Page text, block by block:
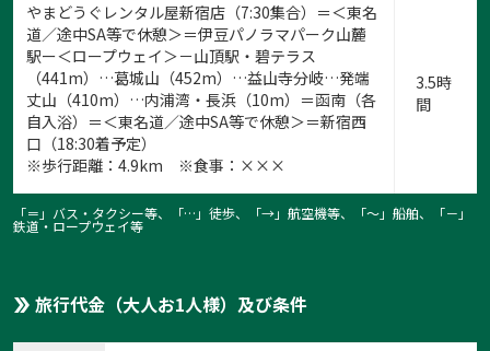
やまどうぐレンタル屋新宿店 （7:30集合）＝＜東名
道／途中SA等で休憩＞＝伊豆パノラマパーク山麓
駅ー＜ロープウェイ＞－山頂駅・碧テラス
（441m）…葛城山（452m）…益山寺分岐…発端
丈山（410m）…内浦湾・長浜（10m）＝函南（各
自入浴）＝＜東名道／途中SA等で休憩＞＝新宿西
口（18:30着予定）
※歩行距離：4.9km ※食事：×××
3.5時
間
「＝」バス・タクシー等、「…」徒歩、「→」航空機等、「〜」船舶、「－」
鉄道・ロープウェイ等
旅行代金（大人お1人様）及び条件